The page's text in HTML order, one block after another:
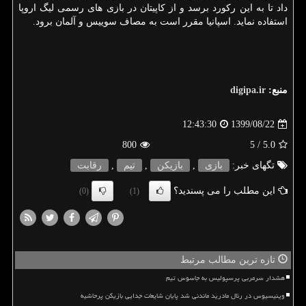
داد تا به این رکورد برسد و از کاپیتان در بازی های رسمی لیگ اروپا
استفاده نماید. اسپانیا مقرر است به مصاف سوییس و آلمان برود.
منبع: digipa.ir
1399/08/22
12:43:30
5.0
/ 5
800
تگهای خبر:
بازی , بازیكن , تیم , رقابت
این مطلب را می پسندید؟ (1)
(0)
تازه ترین مطالب مرتبط
هشدار سرمربی پرسپولیس به جاسوس تیم
وینیسیوس در رئال مادرید ماندنی شد پایان شایعات جدایی بازیکن پرحاشیه